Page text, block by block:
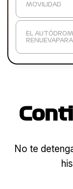
MOVILIDAD
EL
No te